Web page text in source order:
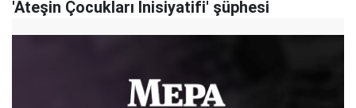
'Ateşin Çocukları İnisiyatifi' şüphesi